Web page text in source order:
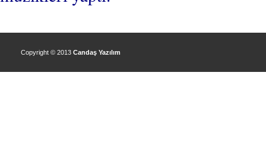
Copyright © 2013 Candaş Yazılım